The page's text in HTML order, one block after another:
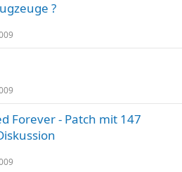
?
Forever - Patch mit 147